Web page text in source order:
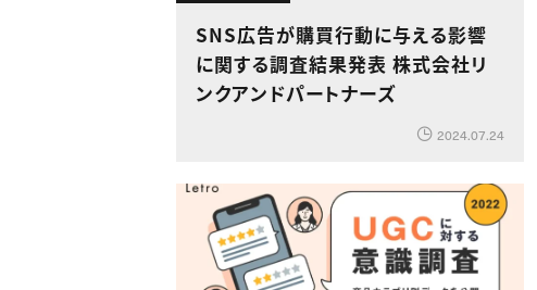
SNS広告が購買行動に与える影響
に関する調査結果発表 株式会社リ
ンクアンドパートナーズ
2024.07.24